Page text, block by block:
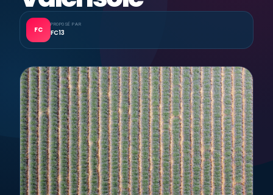
FC
PROPOSÉ PAR
FC13